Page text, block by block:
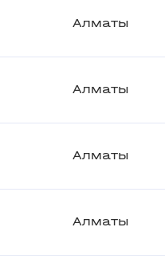
Алматы
Алматы
Алматы
Алматы